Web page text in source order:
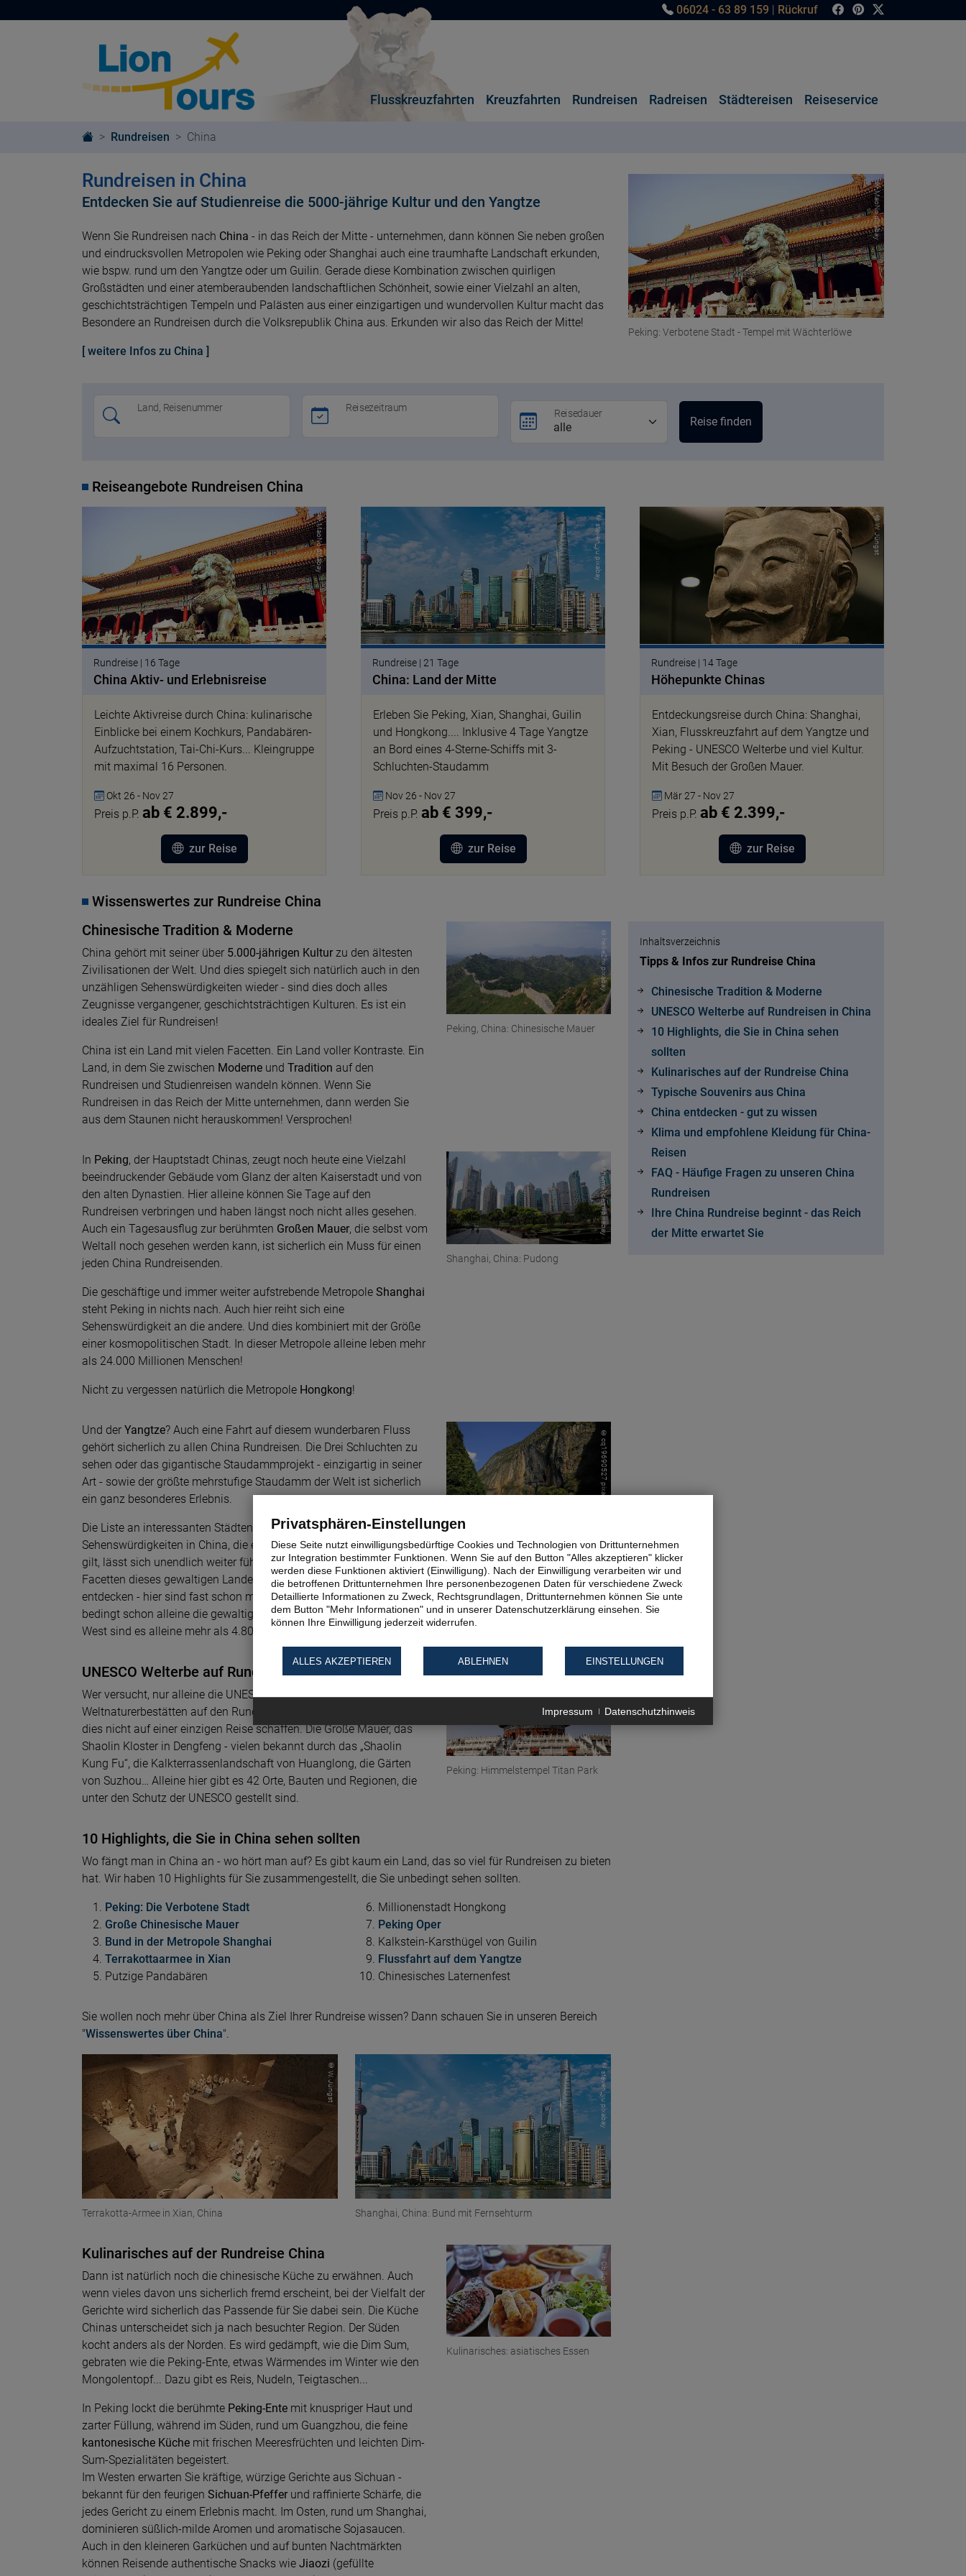
06024 - 63 89 159 | Rückruf
Flusskreuzfahrten Kreuzfahrten Rundreisen Radreisen Städtereisen Reiseservice
Rundreisen China
Rundreisen in China
Entdecken Sie auf Studienreise die 5000-jährige Kultur und den Yangtze
Wenn Sie Rundreisen nach China - in das Reich der Mitte - unternehmen, dann können Sie neben großen
und eindrucksvollen Metropolen wie Peking oder Shanghai auch eine traumhafte Landschaft erkunden,
wie bspw. rund um den Yangtze oder um Guilin. Gerade diese Kombination zwischen quirligen
Großstädten und einer atemberaubenden landschaftlichen Schönheit, sowie einer Vielzahl an alten,
geschichtsträchtigen Tempeln und Palästen aus einer einzigartigen und wundervollen Kultur macht das
Besondere an Rundreisen durch die Volksrepublik China aus. Erkunden wir also das Reich der Mitte!
[ weitere Infos zu China ]
Peking: Verbotene Stadt - Tempel mit Wächterlöwe
© MaoNo pixabay
Land, Reisenummer Reisezeitraum Reisedauer
Reiseangebote Rundreisen China
© MaoNo pixabay
Rundreise | 16 Tage
China Aktiv- und Erlebnisreise
Leichte Aktivreise durch China: kulinarische
Einblicke bei einem Kochkurs, Pandabären-
Aufzuchtstation, Tai-Chi-Kurs... Kleingruppe
mit maximal 16 Personen.
Okt 26 - Nov 27
Preis p.P. ab € 2.899,-
zur Reise
© steven_yu pixabay
Rundreise | 21 Tage
China: Land der Mitte
Erleben Sie Peking, Xian, Shanghai, Guilin
und Hongkong.... Inklusive 4 Tage Yangtze
an Bord eines 4-Sterne-Schiffs mit 3-
Schluchten-Staudamm
Nov 26 - Nov 27
Preis p.P. ab € 399,-
zur Reise
© W. Jüngst
Rundreise | 14 Tage
Höhepunkte Chinas
Entdeckungsreise durch China: Shanghai,
Xian, Flusskreuzfahrt auf dem Yangtze und
Peking - UNESCO Welterbe und viel Kultur.
Mit Besuch der Großen Mauer.
Mär 27 - Nov 27
Preis p.P. ab € 2.399,-
zur Reise
Wissenswertes zur Rundreise China
Inhaltsverzeichnis
Tipps & Infos zur Rundreise China
Chinesische Tradition & Moderne
UNESCO Welterbe auf Rundreisen in China
10 Highlights, die Sie in China sehen
sollten
Kulinarisches auf der Rundreise China
Typische Souvenirs aus China
China entdecken - gut zu wissen
Klima und empfohlene Kleidung für China-
Reisen
FAQ - Häufige Fragen zu unseren China
Rundreisen
Ihre China Rundreise beginnt - das Reich
der Mitte erwartet Sie
Chinesische Tradition & Moderne
China gehört mit seiner über 5.000-jährigen Kultur zu den ältesten
Zivilisationen der Welt. Und dies spiegelt sich natürlich auch in den
unzähligen Sehenswürdigkeiten wieder - sind dies doch alles
Zeugnisse vergangener, geschichtsträchtigen Kulturen. Es ist ein
ideales Ziel für Rundreisen!
China ist ein Land mit vielen Facetten. Ein Land voller Kontraste. Ein
Land, in dem Sie zwischen Moderne und Tradition auf den
Rundreisen und Studienreisen wandeln können. Wenn Sie
Rundreisen in das Reich der Mitte unternehmen, dann werden Sie
aus dem Staunen nicht herauskommen! Versprochen!
Peking, China: Chinesische Mauer
© heike2hx pixabay
In Peking, der Hauptstadt Chinas, zeugt noch heute eine Vielzahl
beeindruckender Gebäude vom Glanz der alten Kaiserstadt und von
den alten Dynastien. Hier alleine können Sie Tage auf den
Rundreisen verbringen und haben längst noch nicht alles gesehen.
Auch ein Tagesausflug zur berühmten Großen Mauer, die selbst vom
Weltall noch gesehen werden kann, ist sicherlich ein Muss für einen
jeden China Rundreisenden.
Die geschäftige und immer weiter aufstrebende Metropole Shanghai
steht Peking in nichts nach. Auch hier reiht sich eine
Sehenswürdigkeit an die andere. Und dies kombiniert mit der Größe
einer kosmopolitischen Stadt. In dieser Metropole alleine leben mehr
als 24.000 Millionen Menschen!
Nicht zu vergessen natürlich die Metropole Hongkong!
Shanghai, China: Pudong
© rinema1demi pixabay
Und der Yangtze? Auch eine Fahrt auf diesem wunderbaren Fluss
gehört sicherlich zu allen China Rundreisen. Die Drei Schluchten zu
sehen oder das gigantische Staudammprojekt - einzigartig in seiner
Art - sowie der größte mehrstufige Staudamm der Welt ist sicherlich
ein ganz besonderes Erlebnis.
Die Liste an interessanten Städten, Regionen und
Sehenswürdigkeiten in China, die es auf Rundreisen zu entdecken
gilt, lässt sich unendlich weiter führen. Es ist schier unmöglich alle
Facetten dieses gewaltigen Landes auf nur einer Rundreise zu
entdecken - hier sind fast schon mehrere Rundreisen nötig. Dies
bedingt schon alleine die gewaltige Größe des Landes. Von Ost nach
West sind es alleine mehr als 4.800 km!
Yangtze, China: Drei-Schluchten
© cq19690527 pixabay
UNESCO Welterbe auf Rundreisen in China
Wer versucht, nur alleine die UNESCO Weltkultur- und
Weltnaturerbestätten auf den Rundreisen besuchen zu wollen wird
dies nicht auf einer einzigen Reise schaffen. Die Große Mauer, das
Shaolin Kloster in Dengfeng - vielen bekannt durch das „Shaolin
Kung Fu“, die Kalkterrassenlandschaft von Huanglong, die Gärten
von Suzhou… Alleine hier gibt es 42 Orte, Bauten und Regionen, die
unter den Schutz der UNESCO gestellt sind.
Peking: Himmelstempel Titan Park
© ccxcn pixabay
10 Highlights, die Sie in China sehen sollten
Wo fängt man in China an - wo hört man auf? Es gibt kaum ein Land, das so viel für Rundreisen zu bieten
hat. Wir haben 10 Highlights für Sie zusammengestellt, die Sie unbedingt sehen sollten.
Peking: Die Verbotene Stadt
Große Chinesische Mauer
Bund in der Metropole Shanghai
Terrakottaarmee in Xian
Putzige Pandabären
Millionenstadt Hongkong
Peking Oper
Kalkstein-Karsthügel von Guilin
Flussfahrt auf dem Yangtze
Chinesisches Laternenfest
Sie wollen noch mehr über China als Ziel Ihrer Rundreise wissen? Dann schauen Sie in unseren Bereich
"Wissenswertes über China".
Terrakotta-Armee in Xian, China
© W. Jüngst
Shanghai, China: Bund mit Fernsehturm
© steven_yu pixabay
Kulinarisches auf der Rundreise China
Dann ist natürlich noch die chinesische Küche zu erwähnen. Auch
wenn vieles davon uns sicherlich fremd erscheint, bei der Vielfalt der
Gerichte wird sicherlich das Passende für Sie dabei sein. Die Küche
Chinas unterscheidet sich ja nach besuchter Region. Der Süden
kocht anders als der Norden. Es wird gedämpft, wie die Dim Sum,
gebraten wie die Peking-Ente, etwas Wärmendes im Winter wie den
Mongolentopf... Dazu gibt es Reis, Nudeln, Teigtaschen...
In Peking lockt die berühmte Peking-Ente mit knuspriger Haut und
zarter Füllung, während im Süden, rund um Guangzhou, die feine
kantonesische Küche mit frischen Meeresfrüchten und leichten Dim-
Sum-Spezialitäten begeistert.
Im Westen erwarten Sie kräftige, würzige Gerichte aus Sichuan -
bekannt für den feurigen Sichuan-Pfeffer und raffinierte Schärfe, die
jedes Gericht zu einem Erlebnis macht. Im Osten, rund um Shanghai,
dominieren süßlich-milde Aromen und aromatische Sojasaucen.
Auch in den kleineren Garküchen und auf bunten Nachtmärkten
können Reisende authentische Snacks wie Jiaozi (gefüllte
Kulinarisches: asiatisches Essen
© Cbill pixabay
Privatsphären-Einstellungen
Diese Seite nutzt einwilligungsbedürftige Cookies und Technologien von Drittunternehmen
zur Integration bestimmter Funktionen. Wenn Sie auf den Button "Alles akzeptieren" klicken,
werden diese Funktionen aktiviert (Einwilligung). Nach der Einwilligung verarbeiten wir und
die betroffenen Drittunternehmen Ihre personenbezogenen Daten für verschiedene Zwecke.
Detaillierte Informationen zu Zweck, Rechtsgrundlagen, Drittunternehmen können Sie unter
dem Button "Mehr Informationen" und in unserer Datenschutzerklärung einsehen. Sie
können Ihre Einwilligung jederzeit widerrufen.
ALLES AKZEPTIEREN ABLEHNEN EINSTELLUNGEN
Impressum Datenschutzhinweis